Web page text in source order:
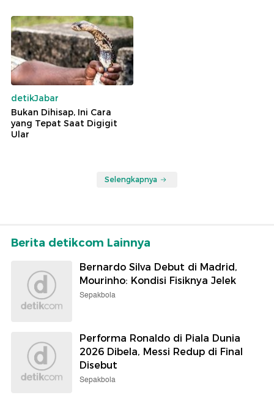
detikJabar
Bukan Dihisap, Ini Cara
yang Tepat Saat Digigit
Ular
Selengkapnya
Berita detikcom Lainnya
Bernardo Silva Debut di Madrid,
Mourinho: Kondisi Fisiknya Jelek
Sepakbola
Performa Ronaldo di Piala Dunia
2026 Dibela, Messi Redup di Final
Disebut
Sepakbola